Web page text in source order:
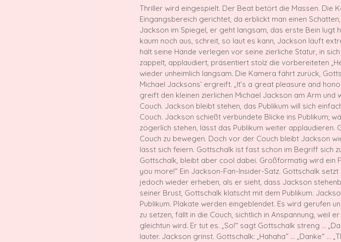
Thriller wird eingespielt. Der Beat betört die Massen. Die
Eingangsbereich gerichtet, da erblickt man einen
Jackson im Spiegel, er geht langsam, das erste Bein lugt
kaum noch aus, schreit, so laut es kann, Jackson läuft
hält seine Hände verlegen vor seine zierliche Statur, in
zappelt, applaudiert, präsentiert stolz die vorbereiteten
wieder unheimlich langsam. Die Kamera fährt zurück,
Michael Jacksons’ ergreift. „It’s a great pleasure and
greift den kleinen zierlichen Michael Jackson am Arm und
Couch. Jackson bleibt stehen, das Publikum will sich
Couch. Jackson schießt verbündete Blicke ins Publikum;
zögerlich stehen, lässt das Publikum weiter applaudieren.
Couch zu bewegen. Doch vor der Couch bleibt Jackson
lässt sich feiern. Gottschalk ist fast schon im Begriff sich
Gottschalk, bleibt aber cool dabei. Großformatig wird ein
you more!“ Ein Jackson-Fan-Insider-Satz. Gottschalk
jedoch wieder erheben, als er sieht, dass Jackson
seiner Brust, Gottschalk klatscht mit dem Publikum.
Publikum. Plakate werden eingeblendet. Es wird gerufen
zu setzen, fällt in die Couch, sichtlich in Anspannung, weil
gleichtun wird. Er tut es. „So!“ sagt Gottschalk streng …
lauter. Jackson grinst. Gottschalk: „Hahaha“ … „Danke“ …